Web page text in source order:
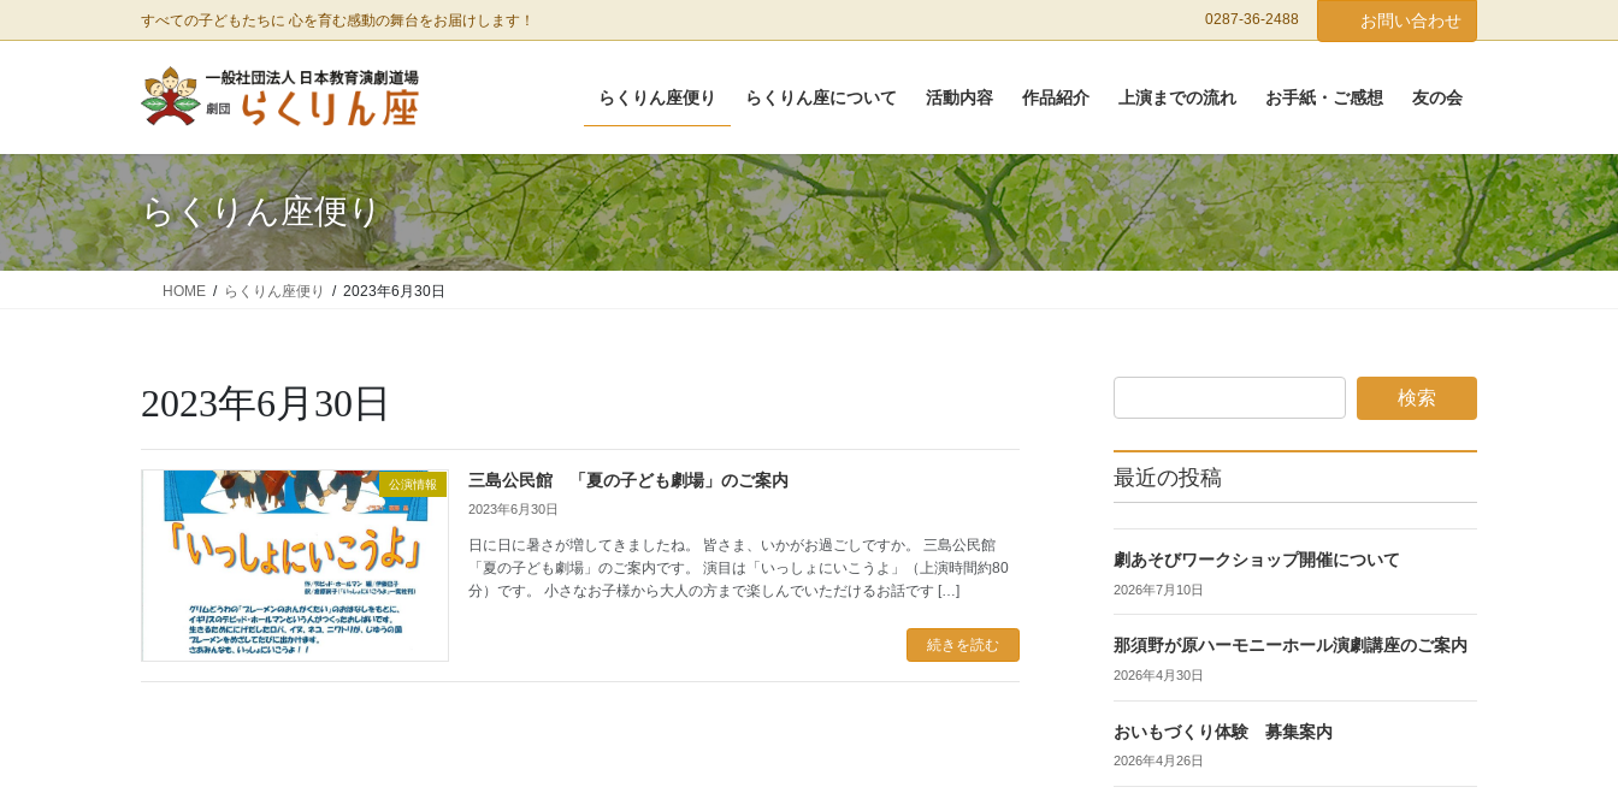
ン
に
移
動
ビ
ョ
ン
に
移
動
すべての子どもたちに 心を育む感動の舞台をお届けします！ 0287-36-2488 お問い合わせ
らくりん座便り らくりん座について 活動内容 作品紹介 上演までの流れ お手紙・ご感想 友の会
らくりん座便り
HOME らくりん座便り 2023年6月30日
2023年6月30日
公演情報 三島公民館 「夏の子ども劇場」のご案内
2023年6月30日
日に日に暑さが増してきましたね。 皆さま、いかがお過ごしですか。 三島公民館
「夏の子ども劇場」のご案内です。 演目は「いっしょにいこうよ」（上演時間約80
分）です。 小さなお子様から大人の方まで楽しんでいただけるお話です […]
続きを読む
最近の投稿
劇あそびワークショップ開催について
2026年7月10日
那須野が原ハーモニーホール演劇講座のご案内
2026年4月30日
おいもづくり体験 募集案内
2026年4月26日